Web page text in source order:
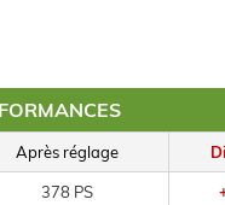
Après réglage
378 PS